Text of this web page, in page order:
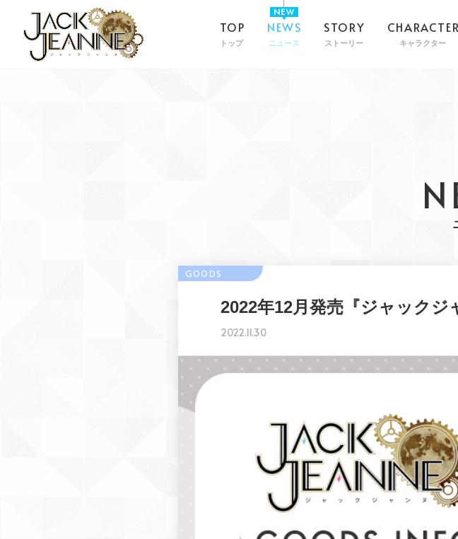
TOP
トップ
NEWS
ニュース
STORY
ストーリー
CHARACTER
キャラクター
2022年12月発売『ジャックジ
2022.11.30